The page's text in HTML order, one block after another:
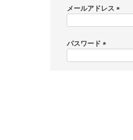
メールアドレス
)
パスワード